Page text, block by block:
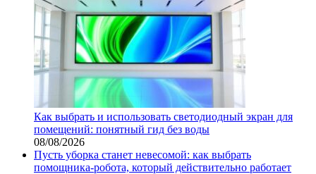
Как выбрать и использовать светодиодный экран для
помещений: понятный гид без воды
08/08/2026
Пусть уборка станет невесомой: как выбрать
помощника‑робота, который действительно работает